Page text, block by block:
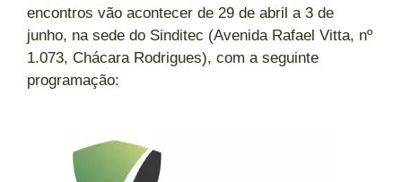
encontros vão acontecer de 29 de abril a 3 de
junho, na sede do Sinditec (Avenida Rafael Vitta, nº
1.073, Chácara Rodrigues), com a seguinte
programação: